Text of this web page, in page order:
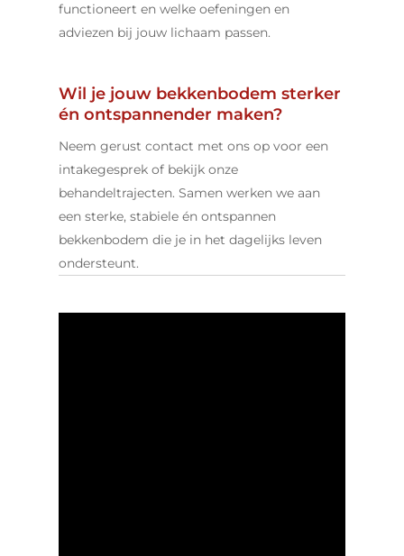
functioneert en welke oefeningen en
adviezen bij jouw lichaam passen.
Wil je jouw bekkenbodem sterker
én ontspannender maken?
Neem gerust contact met ons op voor een
intakegesprek of bekijk onze
behandeltrajecten. Samen werken we aan
een sterke, stabiele én ontspannen
bekkenbodem die je in het dagelijks leven
ondersteunt.